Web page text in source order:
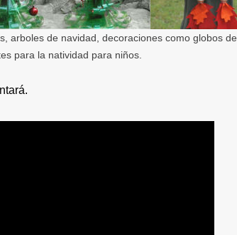
arboles de navidad, decoraciones como globos de
para la natividad para niños.